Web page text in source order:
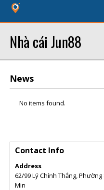
Nhà cái Jun88
News
No items found.
Contact Info
Address
62/99 Lý Chính Thắng, Phường
Min